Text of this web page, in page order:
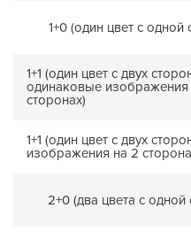
1+0 (один цвет с одной
1+1 (один цвет с двух
одинаковые изображения
сторонах)
1+1 (один цвет с двух
изображения на 2
2+0 (два цвета с одной